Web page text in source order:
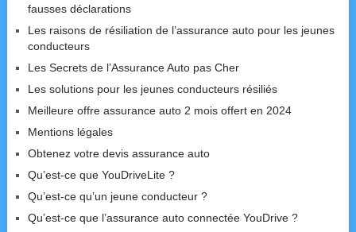
fausses déclarations
Les raisons de résiliation de l’assurance auto pour les jeunes
conducteurs
Les Secrets de l’Assurance Auto pas Cher
Les solutions pour les jeunes conducteurs résiliés
Meilleure offre assurance auto 2 mois offert en 2024
Mentions légales
Obtenez votre devis assurance auto
Qu’est-ce que YouDriveLite ?
Qu’est-ce qu’un jeune conducteur ?
Qu’est-ce que l’assurance auto connectée YouDrive ?